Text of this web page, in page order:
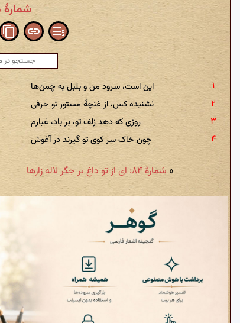
شمارهٔ ۸۵
این است، سرود من و بلبل به چمن‌ها
نشنیده کس، از غنچهٔ مستور تو حرفی
روزی که دهد زلف تو، بر باد، غبارم
چون خاک سر کوی تو گیرند در آغوش
« شمارهٔ ۸۴: ای از تو داغ بر جگر لاله زارها